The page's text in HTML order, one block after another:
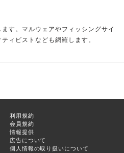
す。マルウェアやフィッシングサイ
ィビストなども網羅します。
利用規約
会員規約
情報提供
広告について
個人情報の取り扱いについて